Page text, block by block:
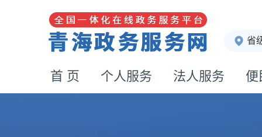
省
首 页 个人服务 法人服务 便